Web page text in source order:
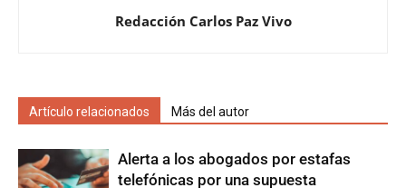
Redacción Carlos Paz Vivo
Artículo relacionados Más del autor
Alerta a los abogados por estafas
telefónicas por una supuesta